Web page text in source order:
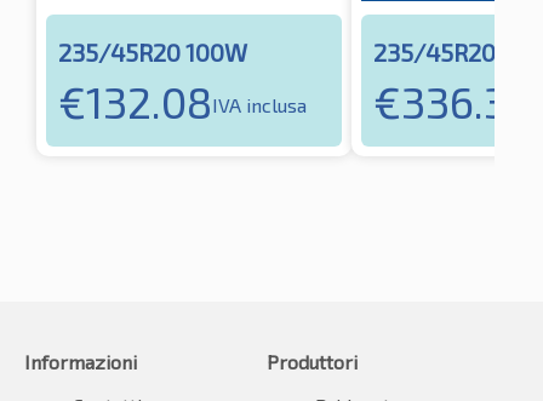
235/45R20 100W
€132.08IVA inclusa
235/45R20
€336.34
Informazioni
Produttori